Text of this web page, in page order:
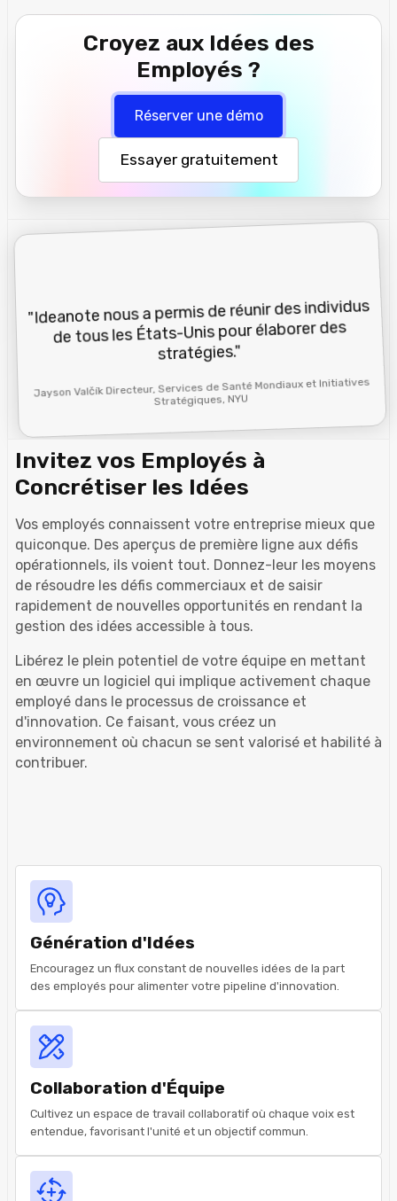
Croyez aux Idées des
Employés ?
Réserver une démo
Essayer gratuitement
"Ideanote nous a permis de réunir des individus
de tous les États-Unis pour élaborer des
stratégies."
Jayson Valčík Directeur, Services de Santé Mondiaux et Initiatives
Stratégiques, NYU
Invitez vos Employés à
Concrétiser les Idées
Vos employés connaissent votre entreprise mieux que
quiconque. Des aperçus de première ligne aux défis
opérationnels, ils voient tout. Donnez-leur les moyens
de résoudre les défis commerciaux et de saisir
rapidement de nouvelles opportunités en rendant la
gestion des idées accessible à tous.
Libérez le plein potentiel de votre équipe en mettant
en œuvre un logiciel qui implique activement chaque
employé dans le processus de croissance et
d'innovation. Ce faisant, vous créez un
environnement où chacun se sent valorisé et habilité à
contribuer.
Génération d'Idées
Encouragez un flux constant de nouvelles idées de la part
des employés pour alimenter votre pipeline d'innovation.
Collaboration d'Équipe
Cultivez un espace de travail collaboratif où chaque voix est
entendue, favorisant l'unité et un objectif commun.